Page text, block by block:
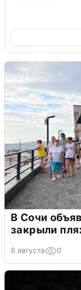
В Сочи
закрыли
6 августа 0